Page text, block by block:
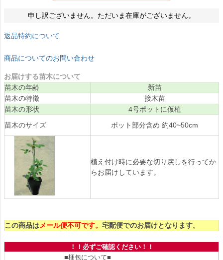
申し訳ございません。ただいま在庫がございません。
返品特約について
商品についてのお問い合わせ
お届けする苗木について
苗木の年齢
新苗
苗木の特徴
接木苗
苗木の形状
4号ポットに仮植
苗木のサイズ
ポット部分含め 約40~50cm
植え付け時に必要な切り戻しを行ってか
らお届けしています。
この商品はメール便不可です。 宅配便でのお届けとなります。
！！必ずご確認ください！！
■梱包について■